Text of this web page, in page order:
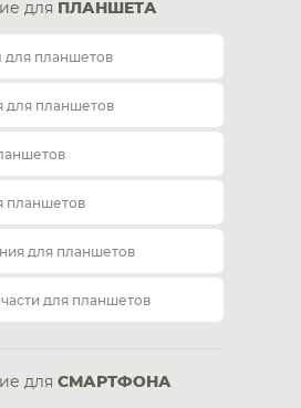
для ПЛАНШЕТА
для планшетов
для планшетов
планшетов
для планшетов
для планшетов
для СМАРТФОНА